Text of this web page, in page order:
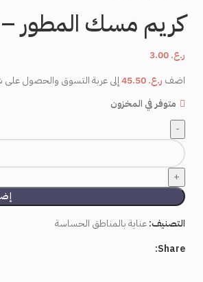
كريم مسك المطور
ر.ع.
اضف ر.ع.
إلى عربة التسوق والحصول
متوفر في المخزون
التصنيف:عناية بالمناطق الحساسة
Share: